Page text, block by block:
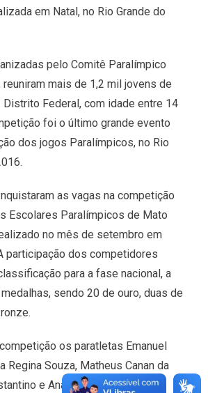
em Natal, no Rio Grande do
pelo Comitê Paralímpico
reuniram mais de 1,2 mil jovens de
Federal, com idade entre 14
foi o último grande evento
dos jogos Paralímpicos, no Rio
as vagas na competição
Escolares Paralímpicos de Mato
no mês de setembro em
participação dos competidores
para a fase nacional, a
sendo 20 de ouro, duas de
os paratletas Emanuel
Regina Souza, Matheus Canan da
e Analanda Masissoli. Os